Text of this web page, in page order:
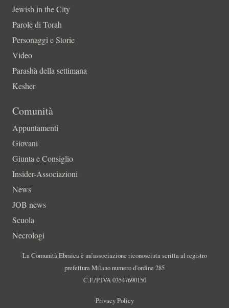
Jewish in the City
Parole di Torah
Personaggi e Storie
Video
Parashà della settimana
Kesher
Comunità
Appuntamenti
Giovani
Giunta e Consiglio
Insider-Associazioni
News
JOB news
Scuola
Necrologi
La Comunità Ebraica è un’associazione riconosciuta scritta al registro
prefettura Milano numero d’ordine 285
C.F./P.IVA 03547690150
Privacy Policy